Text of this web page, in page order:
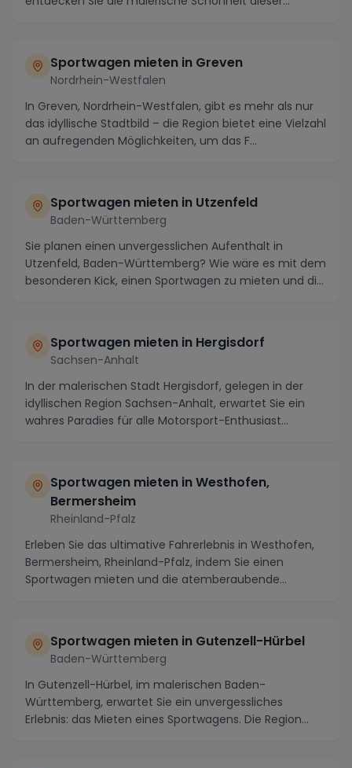
Sportwagen mieten in Greven
Nordrhein-Westfalen
In Greven, Nordrhein-Westfalen, gibt es mehr als nur
das idyllische Stadtbild – die Region bietet eine Vielzahl
an aufregenden Möglichkeiten, um das F...
Sportwagen mieten in Utzenfeld
Baden-Württemberg
Sie planen einen unvergesslichen Aufenthalt in
Utzenfeld, Baden-Württemberg? Wie wäre es mit dem
besonderen Kick, einen Sportwagen zu mieten und die
Sportwagen mieten in Hergisdorf
Sachsen-Anhalt
In der malerischen Stadt Hergisdorf, gelegen in der
idyllischen Region Sachsen-Anhalt, erwartet Sie ein
wahres Paradies für alle Motorsport-Enthusiast...
Sportwagen mieten in Westhofen,
Bermersheim
Rheinland-Pfalz
Erleben Sie das ultimative Fahrerlebnis in Westhofen,
Bermersheim, Rheinland-Pfalz, indem Sie einen
Sportwagen mieten und die atemberaubende
Sportwagen mieten in Gutenzell-Hürbel
Baden-Württemberg
In Gutenzell-Hürbel, im malerischen Baden-
Württemberg, erwartet Sie ein unvergessliches
Erlebnis: das Mieten eines Sportwagens. Die Region